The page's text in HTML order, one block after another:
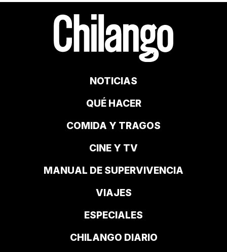
NOTICIAS
QUÉ HACER
COMIDA Y TRAGOS
CINE Y TV
MANUAL DE SUPERVIVENCIA
VIAJES
ESPECIALES
CHILANGO DIARIO